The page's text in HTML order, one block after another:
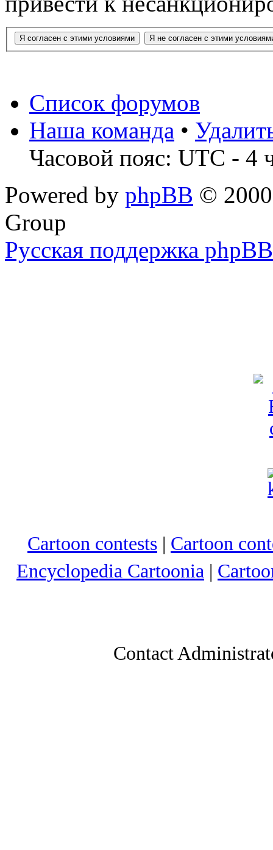
Список форумов
Наша команда •
Часовой пояс: UTC - 4
Powered by phpBB ©
Group
Русская поддержка phpBB
Cartoon contests | Cartoon
Encyclopedia Cartoonia |
Contact